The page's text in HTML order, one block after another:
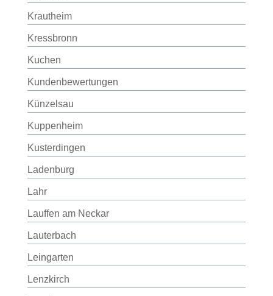
Krautheim
Kressbronn
Kuchen
Kundenbewertungen
Künzelsau
Kuppenheim
Kusterdingen
Ladenburg
Lahr
Lauffen am Neckar
Lauterbach
Leingarten
Lenzkirch